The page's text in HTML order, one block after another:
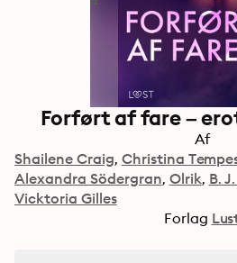
Forført af fare –
Af
Shailene Craig Christina
Alexandra Södergran Olrik B.
Vicktoria Gilles
Forlag